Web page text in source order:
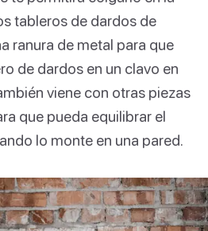
tableros de dardos de
ranura de metal para que
de dardos en un clavo en
viene con otras piezas
que pueda equilibrar el
lo monte en una pared.